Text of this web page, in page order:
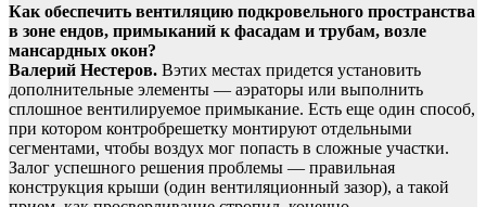
Как обеспечить вентиляцию подкровельного пространства
в зоне ендов, примыканий к фасадам и трубам, возле
мансардных окон?
Валерий Нестеров. Вэтих местах придется установить
дополнительные элементы — аэраторы или выполнить
сплошное вентилируемое примыкание. Есть еще один способ,
при котором контробрешетку монтируют отдельными
сегментами, чтобы воздух мог попасть в сложные участки.
Залог успешного решения проблемы — правильная
конструкция крыши (один вентиляционный зазор), а такой